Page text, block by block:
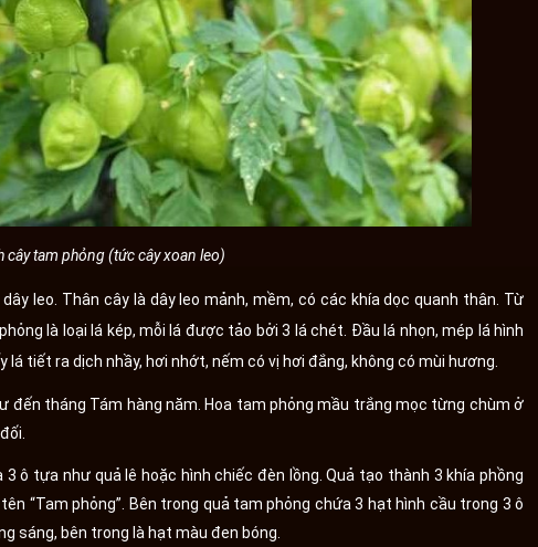
cây tam phỏng (tức cây xoan leo)
leo. Thân cây là dây leo mảnh, mềm, có các khía dọc quanh thân. Từ
là loại lá kép, mỗi lá được tảo bởi 3 lá chét. Đầu lá nhọn, mép lá hình
tiết ra dịch nhầy, hơi nhớt, nếm có vị hơi đắng, không có mùi hương.
đến tháng Tám hàng năm. Hoa tam phỏng mầu trắng mọc từng chùm ở
ô tựa như quả lê hoặc hình chiếc đèn lồng. Quả tạo thành 3 khía phồng
“Tam phỏng”. Bên trong quả tam phỏng chứa 3 hạt hình cầu trong 3 ô
sáng, bên trong là hạt màu đen bóng.